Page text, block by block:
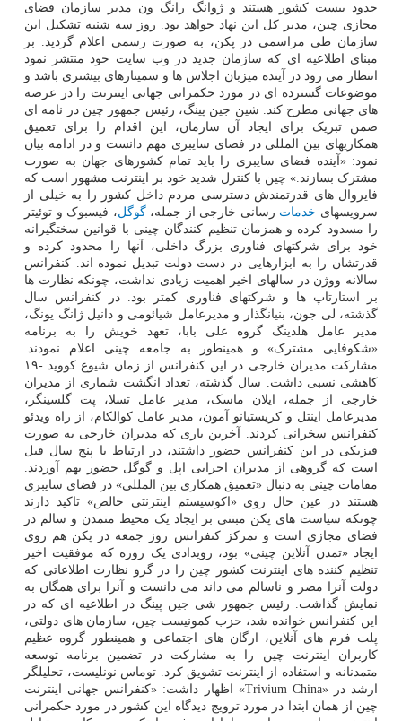
حدود بیست کشور هستند و ژوانگ رانگ ون مدیر سازمان فضای
مجازی چین، مدیر کل این نهاد خواهد بود. روز سه شنبه تشکیل این
سازمان طی مراسمی در پکن، به صورت رسمی اعلام گردید. بر
مبنای اطلاعیه ای که سازمان جدید در وب سایت خود منتشر نمود
انتظار می رود در آینده میزبان اجلاس ها و سمینارهای بیشتری باشد و
موضوعات گسترده ای در مورد حکمرانی جهانی اینترنت را در عرصه
های جهانی مطرح کند. شین جین پینگ، رئیس جمهور چین در نامه ای
ضمن تبریک برای ایجاد آن سازمان، این اقدام را برای تعمیق
همکاریهای بین المللی در فضای سایبری مهم دانست و در ادامه بیان
نمود: «آینده فضای سایبری را باید تمام کشورهای جهان به صورت
مشترک بسازند.» چین با کنترل شدید خود بر اینترنت مشهور است که
فایروال های قدرتمندش دسترسی مردم داخل کشور را به خیلی از
سرویسهای خدمات رسانی خارجی از جمله،گوگل، فیسبوک و توئیتر
را مسدود کرده و همزمان تنظیم کنندگان چینی با قوانین سختگیرانه
خود برای شرکتهای فناوری بزرگ داخلی، آنها را محدود کرده و
قدرتشان را به ابزارهایی در دست دولت تبدیل نموده اند. کنفرانس
سالانه ووژن در سالهای اخیر اهمیت زیادی نداشت، چونکه نظارت ها
بر استارتاپ ها و شرکتهای فناوری کمتر بود. در کنفرانس سال
گذشته، لی جون، بنیانگذار و مدیرعامل شیائومی و دانیل ژانگ یونگ،
مدیر عامل هلدینگ گروه علی بابا، تعهد خویش را به برنامه
«شکوفایی مشترک» و همینطور به جامعه چینی اعلام نمودند.
مشارکت مدیران خارجی در این کنفرانس از زمان شیوع کووید -۱۹
کاهشی نسبی داشت. سال گذشته، تعداد انگشت شماری از مدیران
خارجی از جمله، ایلان ماسک، مدیر عامل تسلا، پت گلسینگر،
مدیرعامل اینتل و کریستیانو آمون، مدیر عامل کوالکام، از راه ویدئو
کنفرانس سخرانی کردند. آخرین باری که مدیران خارجی به صورت
فیزیکی در این کنفرانس حضور داشتند، در ارتباط با پنج سال قبل
است که گروهی از مدیران اجرایی اپل و گوگل حضور بهم آوردند.
مقامات چینی به دنبال «تعمیق همکاری بین المللی» در فضای سایبری
هستند در عین حال روی «اکوسیستم اینترنتی خالص» تاکید دارند
چونکه سیاست های پکن مبتنی بر ایجاد یک محیط متمدن و سالم در
فضای مجازی است و تمرکز کنفرانس روز جمعه در پکن هم روی
ایجاد «تمدن آنلاین چینی» بود، رویدادی یک روزه که موفقیت اخیر
تنظیم کننده های اینترنت کشور چین را در گرو نظارت اطلاعاتی که
دولت آنرا مضر و ناسالم می داند می دانست و آنرا برای همگان به
نمایش گذاشت. رئیس جمهور شی جین پینگ در اطلاعیه ای که در
این کنفرانس خوانده شد، حزب کمونیست چین، سازمان های دولتی،
پلت فرم های آنلاین، ارگان های اجتماعی و همینطور گروه عظیم
کاربران اینترنت چین را به مشارکت در تضمین برنامه توسعه
متمدنانه و استفاده از اینترنت تشویق کرد. توماس نونلیست، تحلیلگر
ارشد در «Trivium China» اظهار داشت: «کنفرانس جهانی اینترنت
چین از همان ابتدا در مورد ترویج دیدگاه این کشور در مورد حکمرانی